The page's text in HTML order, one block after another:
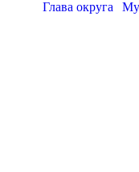
Глава округа